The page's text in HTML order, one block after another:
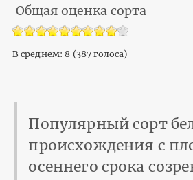
Общая оценка сорта
В среднем:8 (387 голоса)
Популярный сорт
происхождения с
осеннего срока